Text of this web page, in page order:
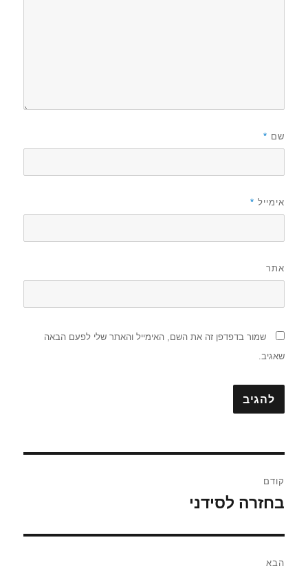
שם *
אימייל *
אתר
שמור בדפדפן זה את השם, האימייל והאתר שלי לפעם הבאה
שאגיב.
קודם
הפוסט
בחזרה לסידני
הבא